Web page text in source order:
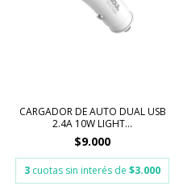
CARGADOR DE AUTO DUAL USB
2.4A 10W LIGHT...
$9.000
3 cuotas sin interés de $3.000